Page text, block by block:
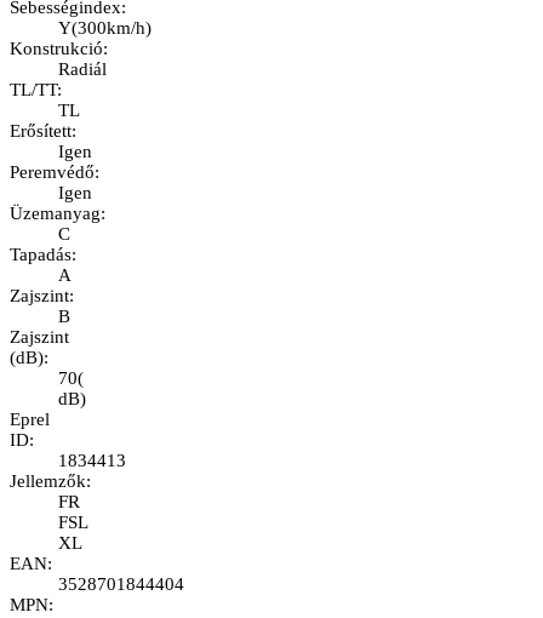
Sebességindex:
Y(300km/h)
Konstrukció:
Radiál
TL/TT:
TL
Erősített:
Igen
Peremvédő:
Igen
Üzemanyag:
C
Tapadás:
A
Zajszint:
B
Zajszint
(dB):
70(
dB)
Eprel
ID:
1834413
Jellemzők:
FR
FSL
XL
EAN:
3528701844404
MPN: